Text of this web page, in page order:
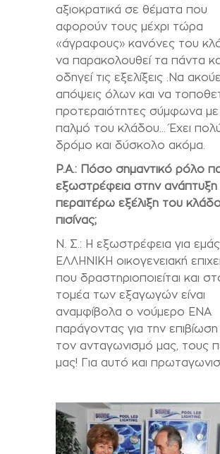
αξιοκρατικά σε θέματα που
αφορούν τους μέχρι τώρα
«άγραφους» κανόνες του
να παρακολουθεί τα πάντα
οδηγεί τις εξελίξεις .Να
απόψεις όλων και να
προτεραιότητες σύμφωνα
παλμό του κλάδου… Έχει
δρόμο και δύσκολο ακόμα.
P.A.: Πόσο σημαντικό ρόλο
εξωστρέφεια στην ανάπτυξη
περαιτέρω εξέλιξη του
πισίνας;
Ν. Σ.: Η εξωστρέφεια για
ΕΛΛΗΝΙΚΗ οικογενειακή
που δραστηριοποιείται και
τομέα των εξαγωγών είναι
αναμφίβολα ο νούμερο ΕΝΑ
παράγοντας για την επιβίωση
τον ανταγωνισμό μας, τους
μας! Για αυτό και